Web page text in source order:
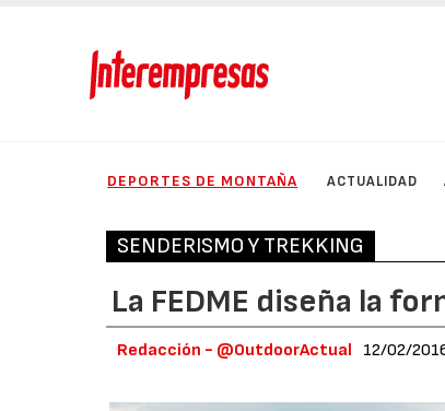
DEPORTES DE MONTAÑA ACTUALIDAD
SENDERISMO Y TREKKING
La FEDME diseña la
Redacción - @OutdoorActual 12/02/